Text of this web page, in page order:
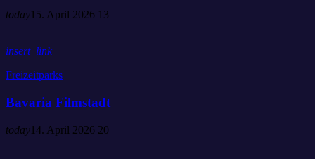
today15. April 2026 13
insert_link
Freizeitparks
Bavaria Filmstadt
today14. April 2026 20